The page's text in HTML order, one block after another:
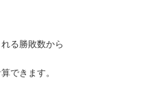
る勝敗数から
できます。